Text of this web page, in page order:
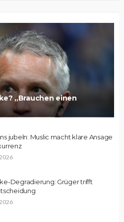
„Brauchen einen
jubeln: Muslic macht klare Ansage
Degradierung: Grüger trifft